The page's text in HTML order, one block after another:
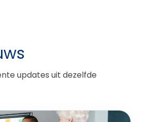
updates uit dezelfde